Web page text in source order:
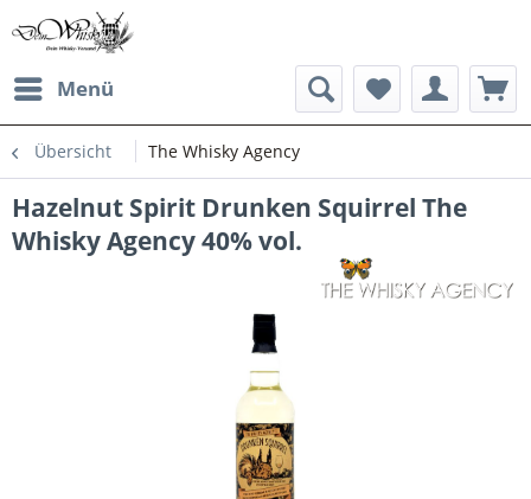
Menü
Übersicht The Whisky Agency
Hazelnut Spirit Drunken Squirrel The
Whisky Agency 40% vol.